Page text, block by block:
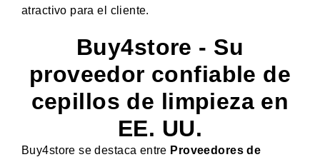
atractivo para el cliente.
Buy4store - Su
proveedor confiable de
cepillos de limpieza en
EE. UU.
Buy4store se destaca entre Proveedores de